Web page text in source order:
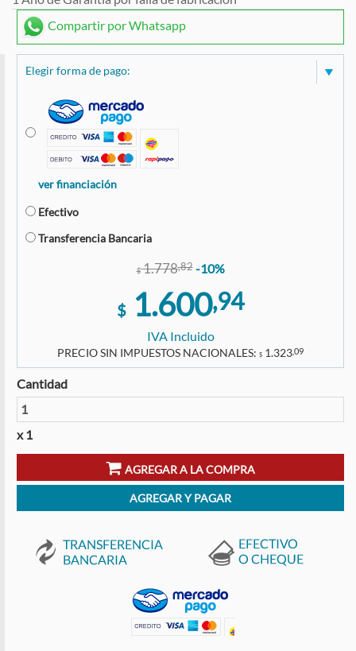
Compartir por Whatsapp
Elegir forma de pago:
ver financiación
Efectivo
Transferencia Bancaria
$ 1.778,82 -10%
$ 1.600,94
IVA Incluido
PRECIO SIN IMPUESTOS NACIONALES: $ 1.323,09
Cantidad
x 1
AGREGAR A LA COMPRA
AGREGAR Y PAGAR